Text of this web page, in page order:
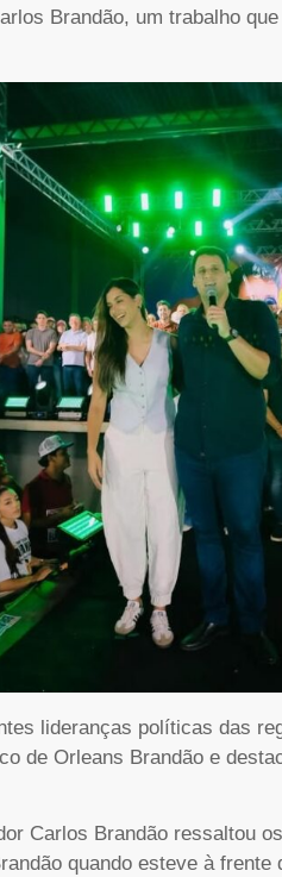
Brandão, um trabalho
lideranças políticas das
de Orleans Brandão e
Carlos Brandão ressaltou
quando esteve à